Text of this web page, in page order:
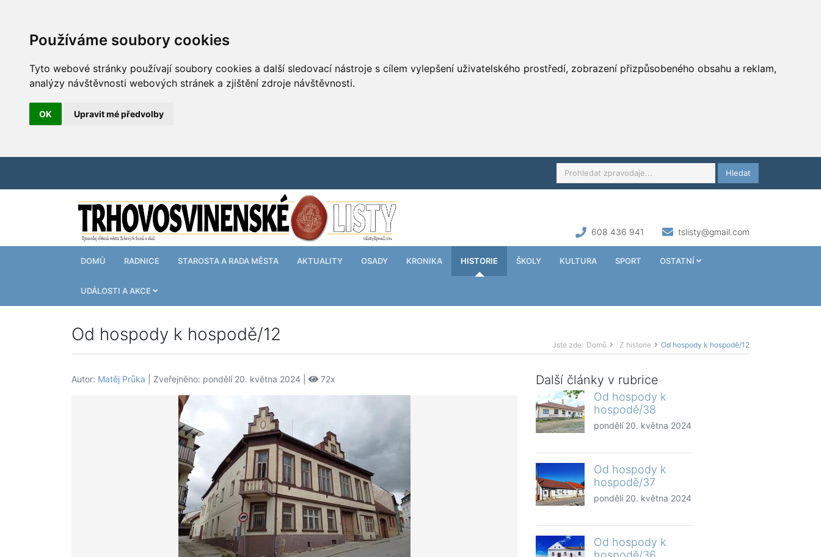
Používáme soubory cookies
Tyto webové stránky používají soubory cookies a další sledovací nástroje s cílem vylepšení uživatelského prostředí, zobrazení přizpůsobeného obsahu a reklam,
analýzy návštěvnosti webových stránek a zjištění zdroje návštěvnosti.
OK Upravit mé předvolby
Hledat
608 436 941 tslisty@gmail.com
DOMŮ RADNICE STAROSTA A RADA MĚSTA AKTUALITY OSADY KRONIKA HISTORIE ŠKOLY KULTURA SPORT OSTATNÍ
UDÁLOSTI A AKCE
Od hospody k hospodě/12
Jste zde: Domů Z historie Od hospody k hospodě/12
Autor: Matěj Průka | Zveřejněno: pondělí 20. května 2024 | 72x Další články v rubrice
Od hospody k
hospodě/38
pondělí 20. května 2024
Od hospody k
hospodě/37
pondělí 20. května 2024
Od hospody k